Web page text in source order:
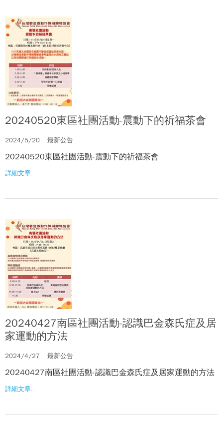
20240520東區社團活動-震動下的祈福茶會
2024/5/20 最新公告
20240520東區社團活動-震動下的祈福茶會
詳細文章..
20240427南區社團活動-認識巴金森氏症及居
家運動的方法
2024/4/27 最新公告
20240427南區社團活動-認識巴金森氏症及居家運動的方法
詳細文章..